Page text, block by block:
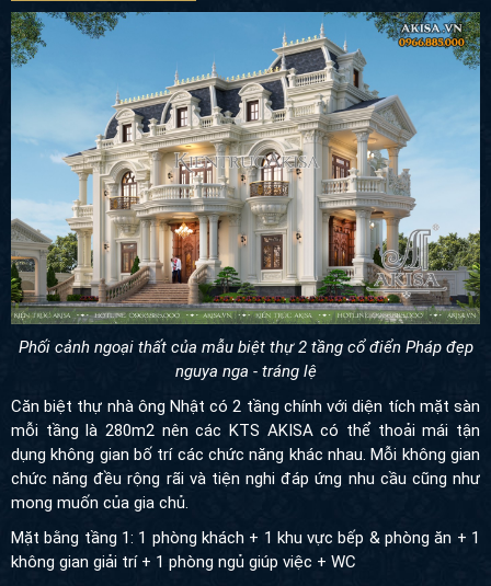
Phối cảnh ngoại thất của mẫu biệt thự 2 tầng cổ điển Pháp đẹp
nguya nga - tráng lệ
Căn biệt thự nhà ông Nhật có 2 tầng chính với diện tích mặt sàn
mỗi tầng là 280m2 nên các KTS AKISA có thể thoải mái tận
dụng không gian bố trí các chức năng khác nhau. Mỗi không gian
chức năng đều rộng rãi và tiện nghi đáp ứng nhu cầu cũng như
mong muốn của gia chủ.
Mặt bằng tầng 1: 1 phòng khách + 1 khu vực bếp & phòng ăn + 1
không gian giải trí + 1 phòng ngủ giúp việc + WC